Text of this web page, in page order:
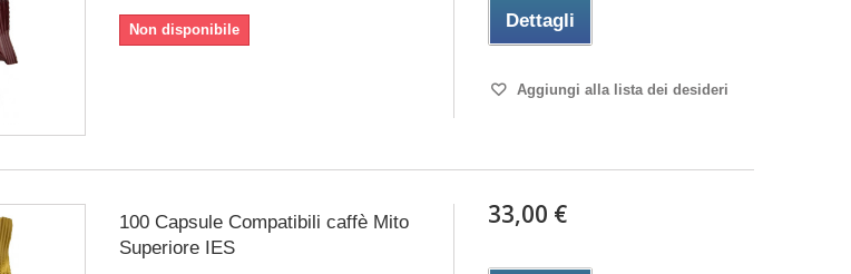
Non disponibile Dettagli
Aggiungi alla lista dei desideri
100 Capsule Compatibili caffè Mito
Superiore IES
33,00 €